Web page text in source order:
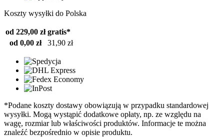
Koszty wysyłki do Polska
od 229,00 zł gratis*
od 0,00 zł
31,90 zł
*Podane koszty dostawy obowiązują w przypadku standardowej
wysyłki. Mogą wystąpić dodatkowe opłaty, np. ze względu na
wagę, rozmiar lub właściwości produktów. Informacje te można
znaleźć bezpośrednio w opisie produktu.